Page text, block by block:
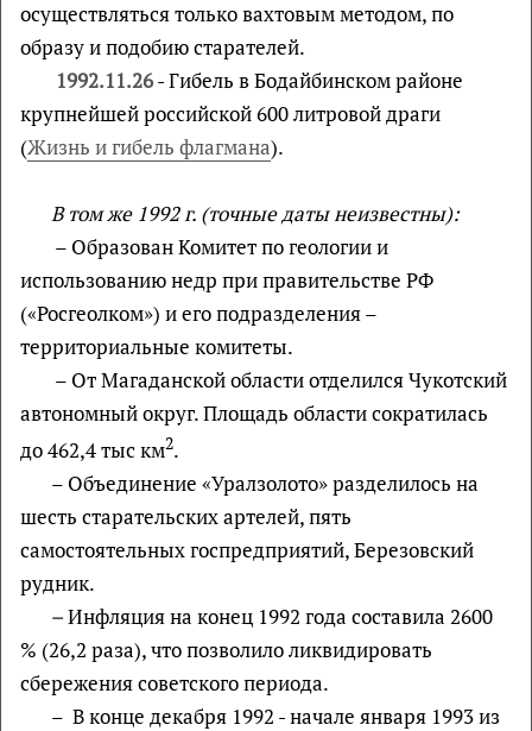
осуществляться только вахтовым методом, по
образу и подобию старателей.
1992.11.26- Гибель в Бодайбинском районе
крупнейшей российской 600 литровой драги
(Жизнь и гибель флагмана).
В том же 1992 г. (точные даты неизвестны):
– Образован Комитет по геологии и
использованию недр при правительстве РФ
(«Росгеолком») и его подразделения –
территориальные комитеты.
– От Магаданской области отделился Чукотский
автономный округ. Площадь области сократилась
до 462,4 тыс км2.
– Объединение «Уралзолото» разделилось на
шесть старательских артелей, пять
самостоятельных госпредприятий, Березовский
рудник.
–Инфляция на конец 1992 года составила 2600
% (26,2 раза), что позволило ликвидировать
сбережения советского периода.
– В конце декабря 1992 - начале января 1993 из